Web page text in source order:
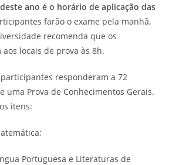
ano é o horário de aplicação das
farão o exame pela manhã,
recomenda que os
locais de prova às 8h.
participantes responderam a 72
uma Prova de Conhecimentos Gerais.
itens:
Portuguesa e Literaturas de